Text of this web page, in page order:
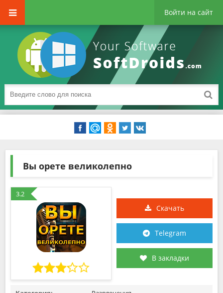
Войти на сайт
Вы орете великолепно
3.2
Скачать
Telegram
В закладки